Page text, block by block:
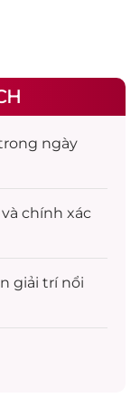
ngày
chính xác
giải trínổi